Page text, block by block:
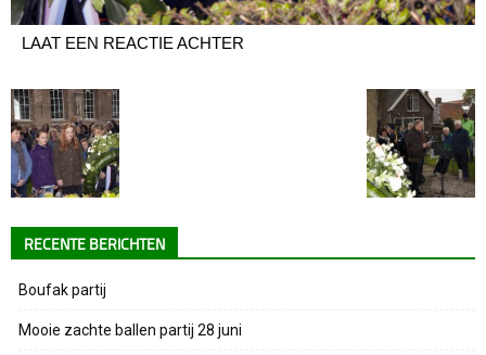
LAAT EEN REACTIE ACHTER
RECENTE BERICHTEN
Boufak partij
Mooie zachte ballen partij 28 juni